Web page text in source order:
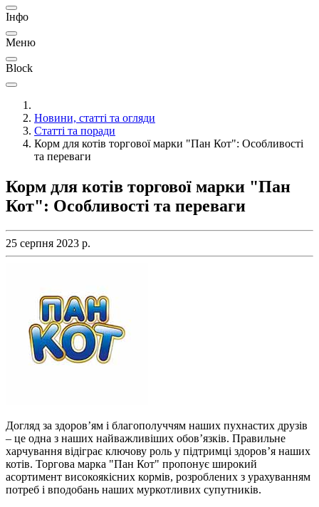
Інфо
Меню
Block
Новини, статті та огляди
Статті та поради
Корм для котів торгової марки "Пан Кот": Особливості
та переваги
Корм для котів торгової марки "Пан
Кот": Особливості та переваги
25 серпня 2023 р.
Догляд за здоров’ям і благополуччям наших пухнастих друзів
– це одна з наших найважливіших обов’язків. Правильне
харчування відіграє ключову роль у підтримці здоров’я наших
котів. Торгова марка "Пан Кот" пропонує широкий
асортимент високоякісних кормів, розроблених з урахуванням
потреб і вподобань наших муркотливих супутників.